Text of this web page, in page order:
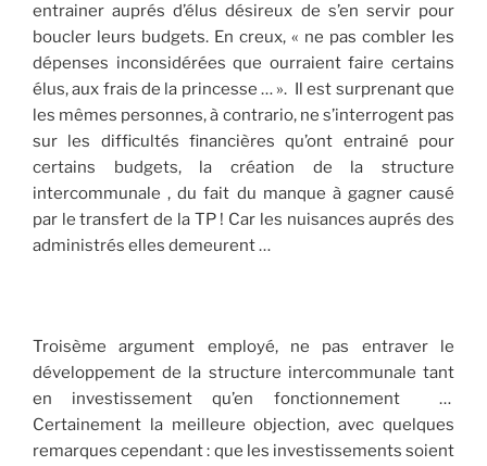
entrainer auprés d’élus désireux de s’en servir pour
boucler leurs budgets. En creux, « ne pas combler les
dépenses inconsidérées que ourraient faire certains
élus, aux frais de la princesse … ». Il est surprenant que
les mêmes personnes, à contrario, ne s’interrogent pas
sur les difficultés financières qu’ont entrainé pour
certains budgets, la création de la structure
intercommunale , du fait du manque à gagner causé
par le transfert de la TP ! Car les nuisances auprés des
administrés elles demeurent …
Troisème argument employé, ne pas entraver le
développement de la structure intercommunale tant
en investissement qu’en fonctionnement …
Certainement la meilleure objection, avec quelques
remarques cependant : que les investissements soient